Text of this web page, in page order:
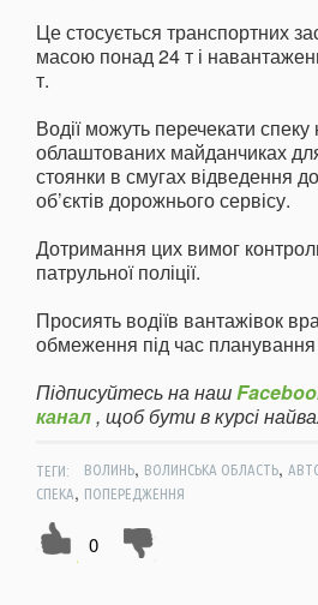
Це стосується транспортних
масою понад 24 т і
т.
Водії можуть перечекати
облаштованих майданчиках
стоянки в смугах відведення
об’єктів дорожнього сервісу.
Дотримання цих вимог
патрульної поліції.
Просиять водіїв вантажівок
обмеження під час
Підписуйтесь на наш
канал, щоб бути в курсі
ТЕГИ: ВОЛИНЬ, ВОЛИНСЬКА ОБЛАСТЬ,
СПЕКА, ПОПЕРЕДЖЕННЯ
0